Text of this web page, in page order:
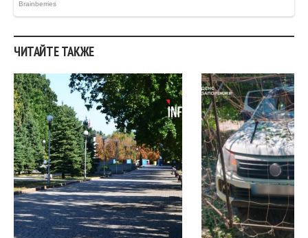
ЧИТАЙТЕ ТАКЖЕ